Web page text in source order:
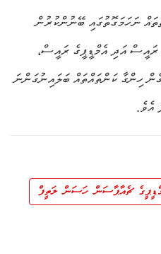
ނަހަމަގޮތުގައި ބޭނުންކުރުން
ރައީސް އަދި އެމްޑީޕީގެ ރައީސް،
ހިންގާ ކަންތައްތައް ބަލައިނުގަންނަ
އެވެ.
ޗެއާޕާސަން ހަސަން ލަތީފް